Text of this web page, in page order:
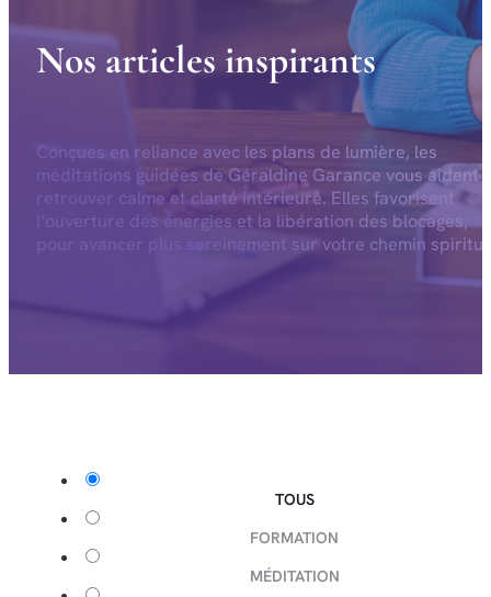
Nos articles inspirants
Conçues en reliance avec les plans de lumière, les
méditations guidées de Géraldine Garance vous aident
retrouver calme et clarté intérieure. Elles favorisent
l’ouverture des énergies et la libération des blocages,
pour avancer plus sereinement sur votre chemin
TOUS
FORMATION
MÉDITATION